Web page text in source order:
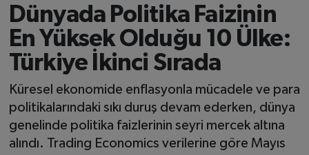
Dünyada Politika Faizinin
En Yüksek Olduğu 10 Ülke:
Türkiye İkinci Sırada
Küresel ekonomide enflasyonla mücadele ve para
politikalarındaki sıkı duruş devam ederken, dünya
genelinde politika faizlerinin seyri mercek altına
alındı. Trading Economics verilerine göre Mayıs
SAMSUNSPOR
SAĞLIK
TEKNOLOJİ
SPOR
EKONOMİ
Tüm Manşetler
Son Dakika Haberleri
Haber Arşivi